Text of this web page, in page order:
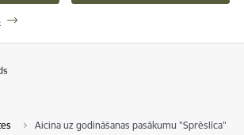
Aicina uz godināšanas pasākumu "Sprēslīca"